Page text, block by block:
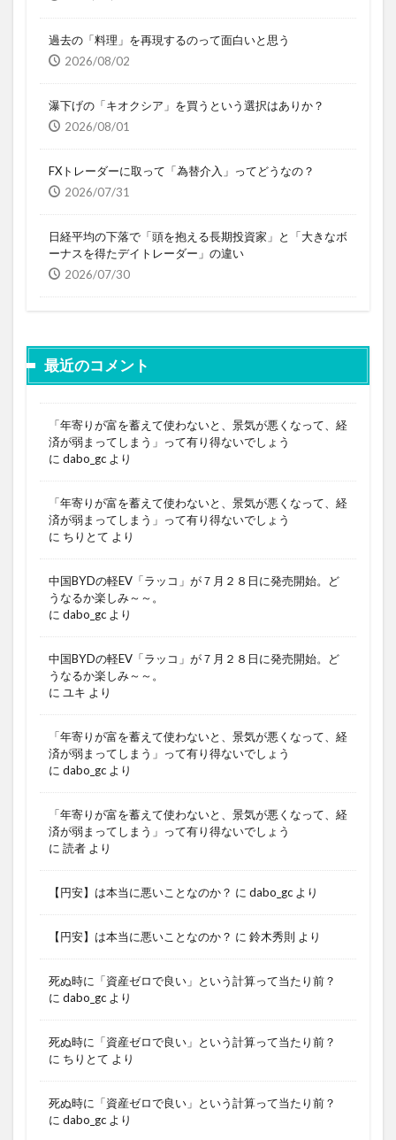
過去の「料理」を再現するのって面白いと思う
2026/08/02
瀑下げの「キオクシア」を買うという選択はありか？
2026/08/01
FXトレーダーに取って「為替介入」ってどうなの？
2026/07/31
日経平均の下落で「頭を抱える長期投資家」と「大きなボ
ーナスを得たデイトレーダー」の違い
2026/07/30
最近のコメント
「年寄りが富を蓄えて使わないと、景気が悪くなって、経
済が弱まってしまう」って有り得ないでしょう
に dabo_gc より
「年寄りが富を蓄えて使わないと、景気が悪くなって、経
済が弱まってしまう」って有り得ないでしょう
に ちりとて より
中国BYDの軽EV「ラッコ」が７月２８日に発売開始。ど
うなるか楽しみ～～。
に dabo_gc より
中国BYDの軽EV「ラッコ」が７月２８日に発売開始。ど
うなるか楽しみ～～。
に ユキ より
「年寄りが富を蓄えて使わないと、景気が悪くなって、経
済が弱まってしまう」って有り得ないでしょう
に dabo_gc より
「年寄りが富を蓄えて使わないと、景気が悪くなって、経
済が弱まってしまう」って有り得ないでしょう
に 読者 より
【円安】は本当に悪いことなのか？ に dabo_gc より
【円安】は本当に悪いことなのか？ に 鈴木秀則 より
死ぬ時に「資産ゼロで良い」という計算って当たり前？
に dabo_gc より
死ぬ時に「資産ゼロで良い」という計算って当たり前？
に ちりとて より
死ぬ時に「資産ゼロで良い」という計算って当たり前？
に dabo_gc より